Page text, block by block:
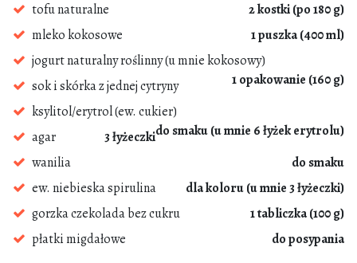
tofu naturalne
2 kostki (po 180 g)
mleko kokosowe
1 puszka (400 ml)
jogurt naturalny roślinny (u mnie kokosowy)
1 opakowanie (160 g)
sok i skórka z jednej cytryny
ksylitol/erytrol (ew. cukier)
do smaku (u mnie 6 łyżek erytrolu)
agar
3 łyżeczki
wanilia
do smaku
ew. niebieska spirulina
dla koloru (u mnie 3 łyżeczki)
gorzka czekolada bez cukru
1 tabliczka (100 g)
płatki migdałowe
do posypania